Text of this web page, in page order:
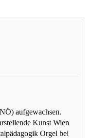
aufgewachsen.
Kunst Wien
Orgel bei